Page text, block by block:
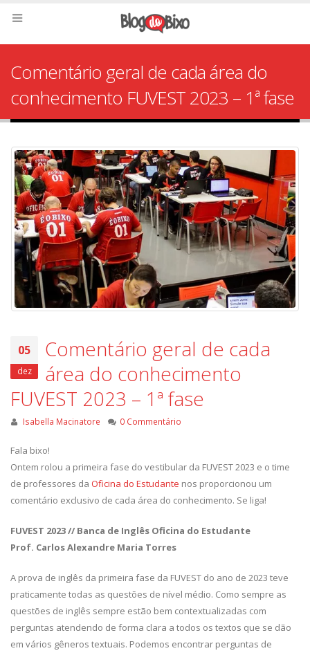
Comentário geral de cada área do
conhecimento FUVEST 2023 – 1ª fase
05
dez
Comentário geral de cada
área do conhecimento
FUVEST 2023 – 1ª fase
Isabella Macinatore 0 Commentário
Fala bixo!
Ontem rolou a primeira fase do vestibular da FUVEST 2023 e o time
de professores da Oficina do Estudante nos proporcionou um
comentário exclusivo de cada área do conhecimento. Se liga!
FUVEST 2023 // Banca de Inglês Oficina do Estudante
Prof. Carlos Alexandre Maria Torres
A prova de inglês da primeira fase da FUVEST do ano de 2023 teve
praticamente todas as questões de nível médio. Como sempre as
questões de inglês sempre estão bem contextualizadas com
perguntas atendendo de forma clara a todos os textos que se dão
em vários gêneros textuais. Podemos encontrar perguntas de